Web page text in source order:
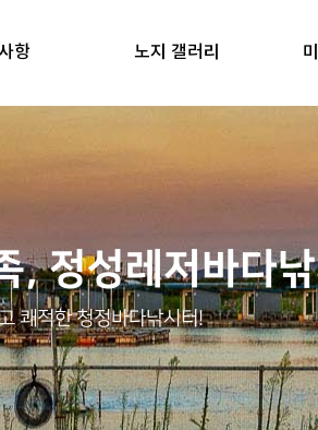
항 노지 갤러리
, 정성레저바다
쾌적한 청정바다낚시터!